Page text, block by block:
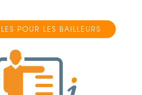
POUR LES BAILLEURS